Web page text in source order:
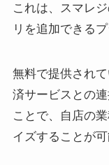
これは、スマレ
リを追加できる
無料で提供され
済サービスとの
ことで、自店の
イズすることが可